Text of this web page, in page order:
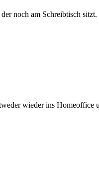
noch am Schreibtisch
wieder ins Homeoffice